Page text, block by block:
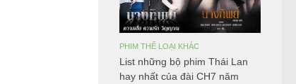
PHIM THỂ LOẠI KHÁC
List những bộ phim Thái Lan
hay nhất của đài CH7 năm